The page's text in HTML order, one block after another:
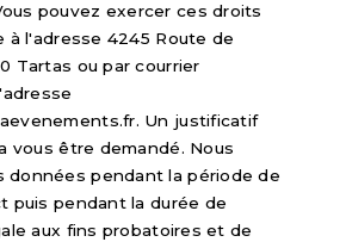
pouvez exercer ces droits
à l'adresse 4245 Route de
Tartas ou par courrier
Un justificatif
vous être demandé. Nous
données pendant la période de
puis pendant la durée de
aux fins probatoires et de